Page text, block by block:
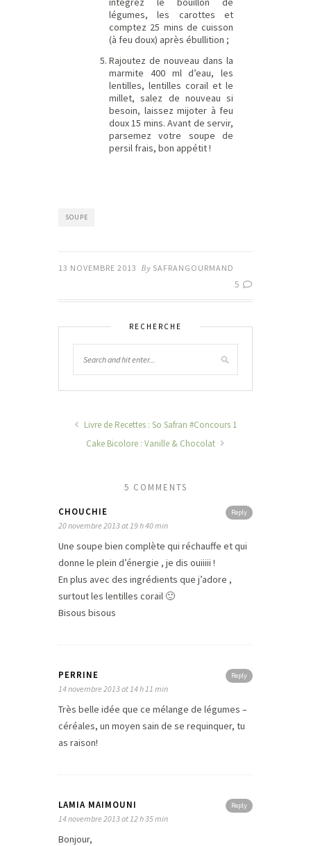
légumes, les carottes et
comptez 25 mins de cuisson
(à feu doux) après ébullition ;
Rajoutez de nouveau dans la
marmite 400 ml d’eau, les
lentilles, lentilles corail et le
millet, salez de nouveau si
besoin, laissez mijoter à feu
doux 15 mins. Avant de servir,
parsemez votre soupe de
persil frais, bon appétit !
SOUPE
13 NOVEMBRE 2013 By SAFRANGOURMAND
5
RECHERCHE
Livre de Recettes : So Safran #Concours 1
Cake Bicolore : Vanille & Chocolat
5 COMMENTS
Reply
CHOUCHIE
20 novembre 2013 at 19 h 40 min
Une soupe bien complète qui réchauffe et qui
donne le plein d’énergie , je dis ouiiiii !
En plus avec des ingrédients que j’adore ,
surtout les lentilles corail 🙂
Bisous bisous
Reply
PERRINE
14 novembre 2013 at 14 h 11 min
Très belle idée que ce mélange de légumes –
céréales, un moyen sain de se requinquer, tu
as raison!
Reply
LAMIA MAIMOUNI
14 novembre 2013 at 12 h 35 min
Bonjour,